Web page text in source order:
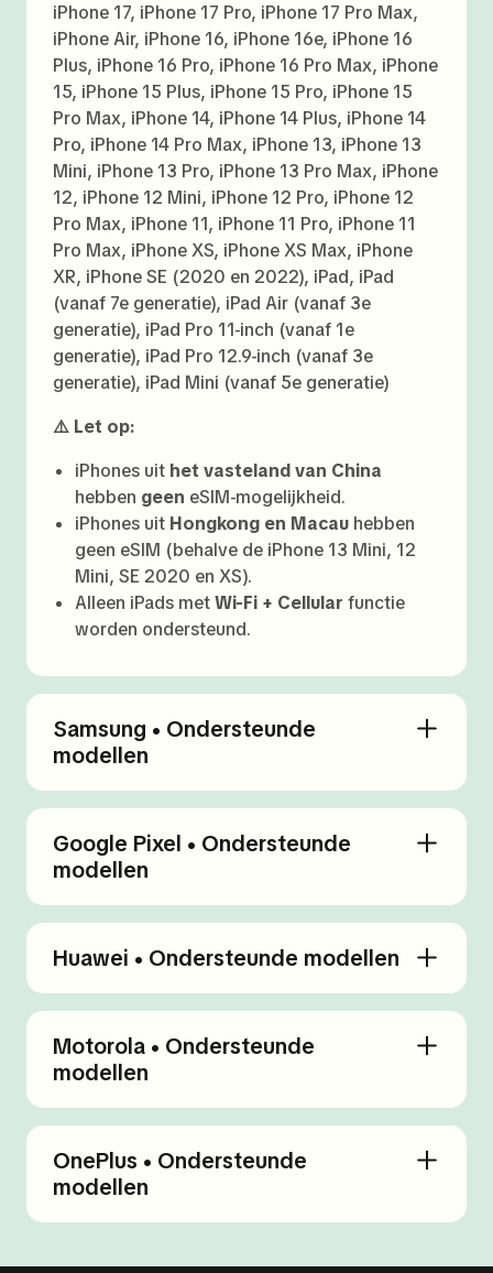
iPhone 17, iPhone 17 Pro, iPhone 17 Pro Max,
iPhone Air, iPhone 16, iPhone 16e, iPhone 16
Plus, iPhone 16 Pro, iPhone 16 Pro Max, iPhone
15, iPhone 15 Plus, iPhone 15 Pro, iPhone 15
Pro Max, iPhone 14, iPhone 14 Plus, iPhone 14
Pro, iPhone 14 Pro Max, iPhone 13, iPhone 13
Mini, iPhone 13 Pro, iPhone 13 Pro Max, iPhone
12, iPhone 12 Mini, iPhone 12 Pro, iPhone 12
Pro Max, iPhone 11, iPhone 11 Pro, iPhone 11
Pro Max, iPhone XS, iPhone XS Max, iPhone
XR, iPhone SE (2020 en 2022), iPad, iPad
(vanaf 7e generatie), iPad Air (vanaf 3e
generatie), iPad Pro 11-inch (vanaf 1e
generatie), iPad Pro 12.9-inch (vanaf 3e
generatie), iPad Mini (vanaf 5e generatie)
⚠️ Let op:
iPhones uit het vasteland van China
hebben geen eSIM-mogelijkheid.
iPhones uit Hongkong en Macau hebben
geen eSIM (behalve de iPhone 13 Mini, 12
Mini, SE 2020 en XS).
Alleen iPads metWi-Fi + Cellular functie
worden ondersteund.
Samsung • Ondersteunde
modellen
Google Pixel • Ondersteunde
modellen
Huawei • Ondersteunde modellen
Motorola • Ondersteunde
modellen
OnePlus • Ondersteunde
modellen